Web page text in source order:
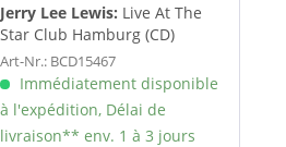
Jerry Lee Lewis: Live At The
Star Club Hamburg (CD)
Art-Nr.: BCD15467
Immédiatement disponible
à l'expédition, Délai de
livraison** env. 1 à 3 jours